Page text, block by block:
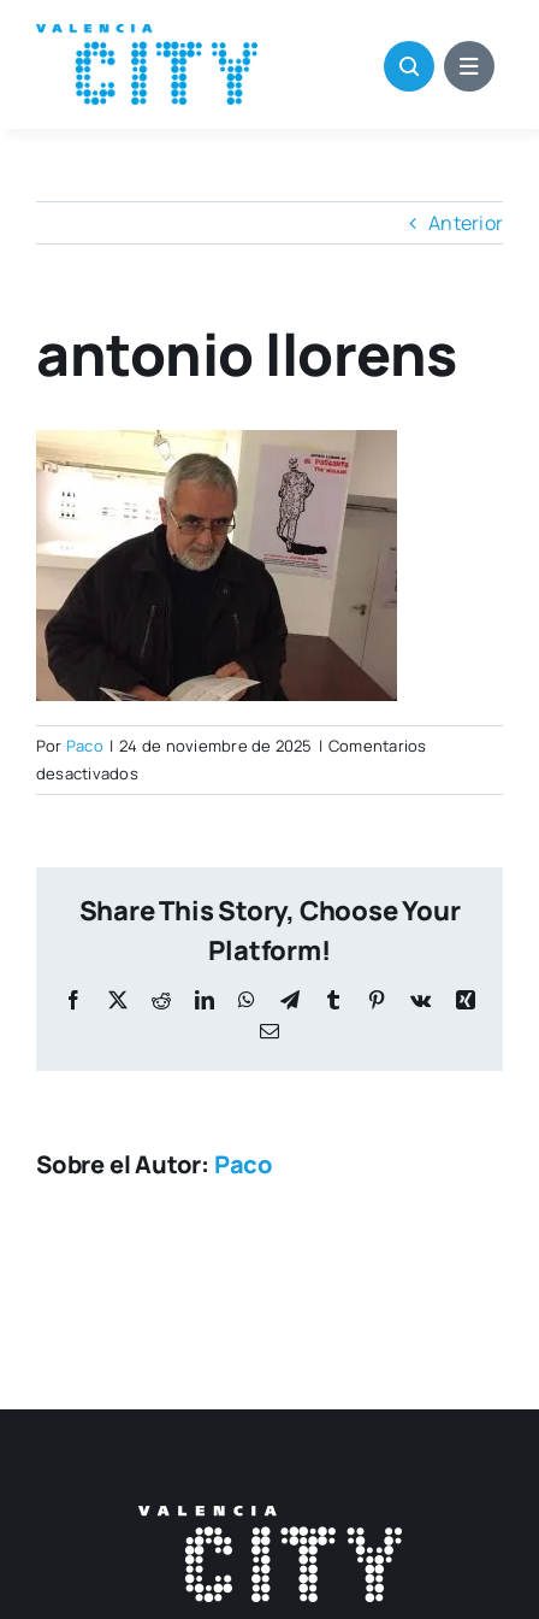
contenido
Anterior
antonio llorens
Por Paco | 24 de noviembre de 2025 | Comentarios
desactivadosen
antonio
Share This Story, Choose Your
Platform!
Facebook
X RedditLinkedInWhatsApp
TelegramTumblr Pinterest
Vk
Xing
Correo
Sobre el Autor: Paco